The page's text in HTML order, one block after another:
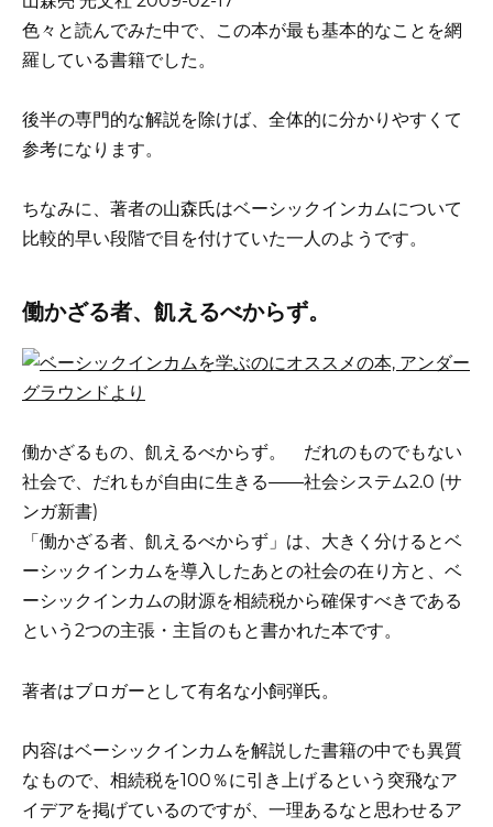
色々と読んでみた中で、この本が最も基本的なことを網
羅している書籍でした。
後半の専門的な解説を除けば、全体的に分かりやすくて
参考になります。
ちなみに、著者の山森氏はベーシックインカムについて
比較的早い段階で目を付けていた一人のようです。
働かざる者、飢えるべからず。
働かざるもの、飢えるべからず。 だれのものでもない
社会で、だれもが自由に生きる――社会システム2.0 (サ
ンガ新書)
「働かざる者、飢えるべからず」は、大きく分けるとベ
ーシックインカムを導入したあとの社会の在り方と、ベ
ーシックインカムの財源を相続税から確保すべきである
という2つの主張・主旨のもと書かれた本です。
著者はブロガーとして有名な小飼弾氏。
内容はベーシックインカムを解説した書籍の中でも異質
なもので、相続税を100％に引き上げるという突飛なア
イデアを掲げているのですが、一理あるなと思わせるア